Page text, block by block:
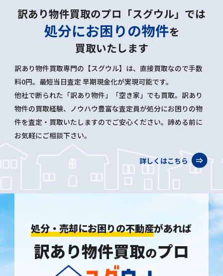
訳あり物件買取のプロ「スグウル」では
処分にお困りの物件を
買取いたします
訳あり物件買取専門の【スグウル】は、直接買取なので手数
料0円。最短当日査定 早期現金化が実現可能です。
他社で断られた「訳あり物件」「空き家」でも買取。訳あり
物件の買取経験、ノウハウ豊富な査定員が処分にお困りの物
件を査定・買取いたしますのでご安心ください。諦める前に
お気軽にご相談下さい。
詳しくはこちら
処分・売却にお困りの不動産があれば
訳あり物件買取のプロ